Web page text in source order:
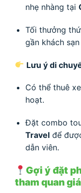
nhẹ nhàng tại
Tối thưởng
gần khách
Lưu ý di
Có thể thuê
hoạt.
Đặt combo
Travelđể
dẫn viên.
Gợi ý đặt
tham quan